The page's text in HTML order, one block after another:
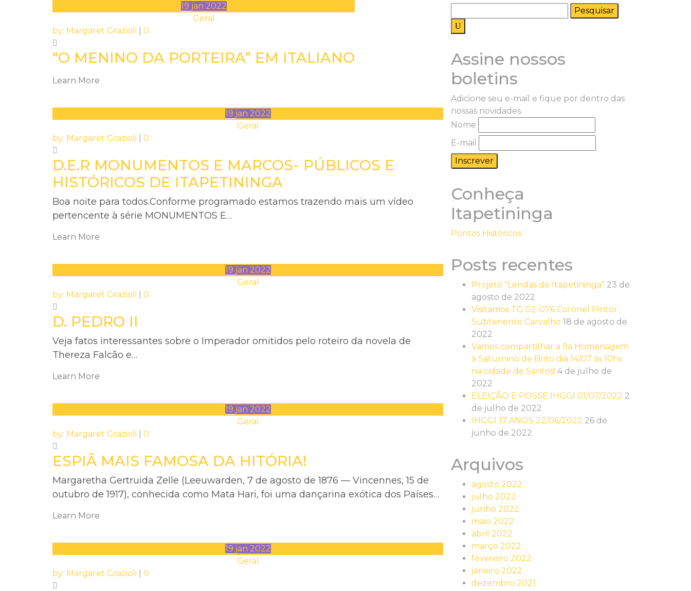
19 jan 2022
Geral
by: Margaret Grazioli 0
“O MENINO DA PORTEIRA” EM ITALIANO
Learn More
19 jan 2022
Geral
by: Margaret Grazioli 0
D.E.R MONUMENTOS E MARCOS- PÚBLICOS E
HISTÓRICOS DE ITAPETININGA
Boa noite para todos.Conforme programado estamos trazendo mais um vídeo
pertencente à série MONUMENTOS E…
Learn More
19 jan 2022
Geral
by: Margaret Grazioli 0
D. PEDRO II
Veja fatos interessantes sobre o Imperador omitidos pelo roteiro da novela de
Thereza Falcão e…
Learn More
19 jan 2022
Geral
by: Margaret Grazioli 0
ESPIÃ MAIS FAMOSA DA HITÓRIA!
Margaretha Gertruida Zelle (Leeuwarden, 7 de agosto de 1876 — Vincennes, 15 de
outubro de 1917), conhecida como Mata Hari, foi uma dançarina exótica dos Países…
Learn More
19 jan 2022
Geral
by: Margaret Grazioli 0
por:
Assine nossos
boletins
Adicione seu e-mail e fique por dentro das
nossas novidades.
Nome
E-mail
Conheça
Itapetininga
Pontos Históricos
Posts recentes
Projeto “Lendas de Itapetininga” 23 de
agosto de 2022
Visitamos TG 02-076 Coronel Pintor
Subtenente Carvalho 18 de agosto de
2022
Vamos compartilhar a 9a Homenagem
à Saturnino de Brito dia 14/07 às 10hs
na cidade de Santos! 4 de julho de
2022
ELEIÇÃO E POSSE IHGGI 01/07/2022 2
de julho de 2022
IHGGI 17 ANOS 22/06/2022 26 de
junho de 2022
Arquivos
agosto 2022
julho 2022
junho 2022
maio 2022
abril 2022
março 2022
fevereiro 2022
janeiro 2022
dezembro 2021